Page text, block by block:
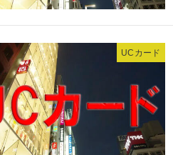
UCカード